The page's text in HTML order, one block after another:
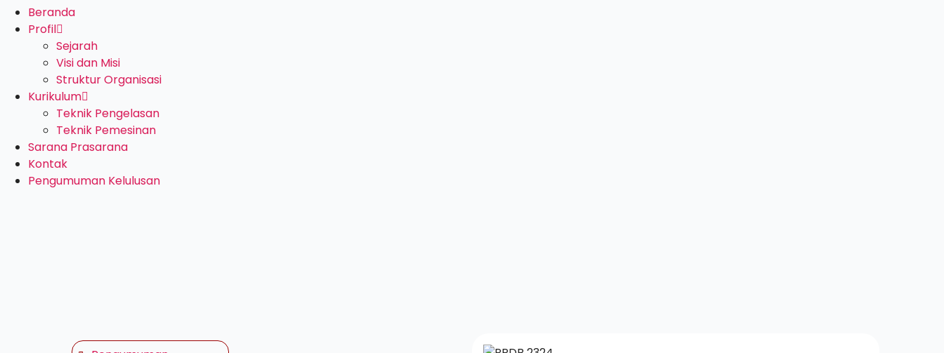
Beranda
Profil
Sejarah
Visi dan Misi
Struktur Organisasi
Kurikulum
Teknik Pengelasan
Teknik Pemesinan
Sarana Prasarana
Kontak
Pengumuman Kelulusan